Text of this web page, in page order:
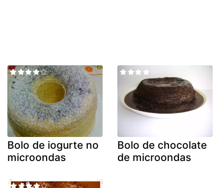
Bolo de iogurte no
microondas
Bolo de chocolate
de microondas